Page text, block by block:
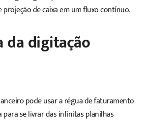
projeção de caixa em um fluxo contínuo.
da digitação
pode usar a régua de faturamento
se livrar das infinitas planilhas